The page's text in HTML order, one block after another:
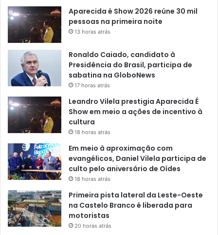
Aparecida é Show 2026 reúne 30 mil
pessoas na primeira noite
13 horas atrás
Ronaldo Caiado, candidato à
Presidência do Brasil, participa de
sabatina na GloboNews
17 horas atrás
Leandro Vilela prestigia Aparecida É
Show em meio a ações de incentivo à
cultura
18 horas atrás
Em meio à aproximação com
evangélicos, Daniel Vilela participa de
culto pelo aniversário de Oídes
18 horas atrás
Primeira pista lateral da Leste-Oeste
na Castelo Branco é liberada para
motoristas
20 horas atrás